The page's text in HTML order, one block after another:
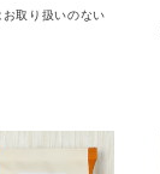
取り扱いのない